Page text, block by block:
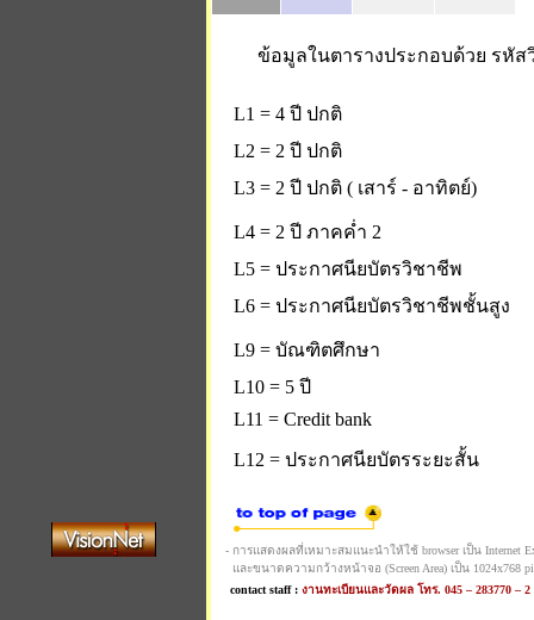
ข้อมูลในตารางประกอบด้วย รหั
L1 = 4 ปี ปกติ
L2 = 2 ปี ปกติ
L3 = 2 ปี ปกติ ( เสาร์ - อาทิตย์)
L4 = 2 ปี ภาคค่ำ 2
L5 = ประกาศนียบัตรวิชาชีพ
L6 = ประกาศนียบัตรวิชาชีพชั้นสูง
L9 = บัณฑิตศึกษา
L10 = 5 ปี
L11 = Credit bank
L12 = ประกาศนียบัตรระยะสั้น
- การแสดงผลที่เหมาะสมแนะนำให้ใช้ browser เป็น Internet
และขนาดความกว้างหน้าจอ (Screen Area) เป็น 1024x768
contact staff : งานทะเบียนและวัดผล โทร. 045 – 283770 – 2